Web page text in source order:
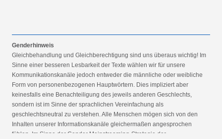
Genderhinweis
Gleichbehandlung und Gleichberechtigung sind uns überaus wichtig! Im
Sinne einer besseren Lesbarkeit der Texte wählen wir für unsere
Kommunikationskanäle jedoch entweder die männliche oder weibliche
Form von personenbezogenen Hauptwörtern. Dies impliziert aber
keinesfalls eine Benachteiligung des jeweils anderen Geschlechts,
sondern ist im Sinne der sprachlichen Vereinfachung als
geschlechtsneutral zu verstehen. Alle Menschen mögen sich von den
Inhalten unserer Informationskanäle gleichermaßen angesprochen
fühlen. Im Sinne der Gender Mainstreaming-Strategie der